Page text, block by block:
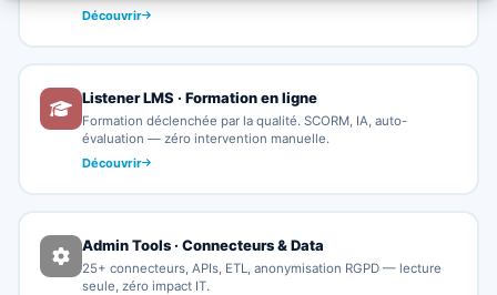
Découvrir
Listener LMS · Formation en ligne
Formation déclenchée par la qualité. SCORM, IA, auto-
évaluation — zéro intervention manuelle.
Découvrir
Admin Tools · Connecteurs & Data
25+ connecteurs, APIs, ETL, anonymisation RGPD — lecture
seule, zéro impact IT.